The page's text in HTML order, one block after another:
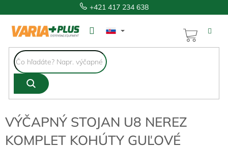
na
obsah
+421 417 234 638
KOŠÍK
VÝČAPNÝ STOJAN U8 NEREZ
KOMPLET KOHÚTY GUĽOVÉ